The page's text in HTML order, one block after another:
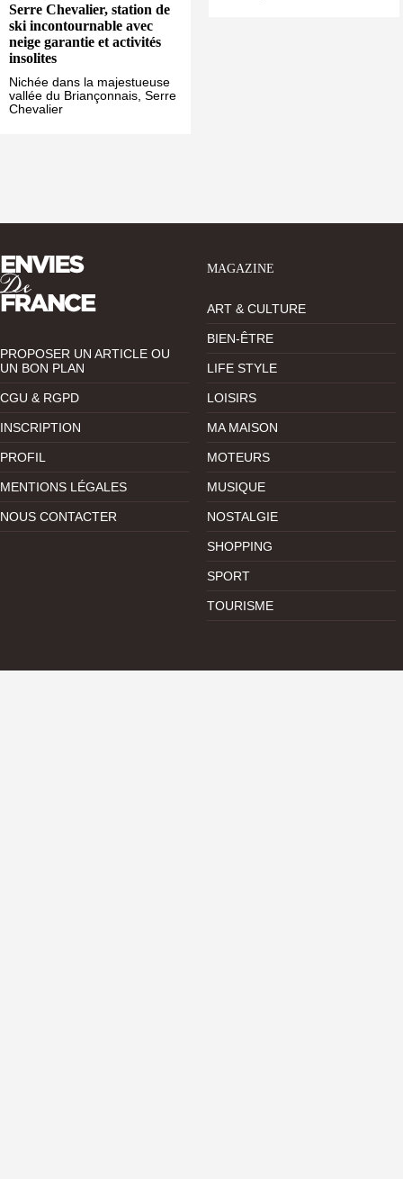
Serre Chevalier, station de
ski incontournable avec
neige garantie et activités
insolites
Nichée dans la majestueuse
vallée du Briançonnais, Serre
Chevalier
PROPOSER UN ARTICLE OU
UN BON PLAN
CGU & RGPD
INSCRIPTION
PROFIL
MENTIONS LÉGALES
NOUS CONTACTER
MAGAZINE
ART & CULTURE
BIEN-ÊTRE
LIFE STYLE
LOISIRS
MA MAISON
MOTEURS
MUSIQUE
NOSTALGIE
SHOPPING
SPORT
TOURISME